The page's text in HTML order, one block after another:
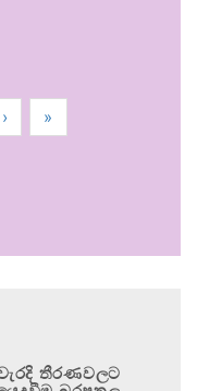
› »
තීරණවලට